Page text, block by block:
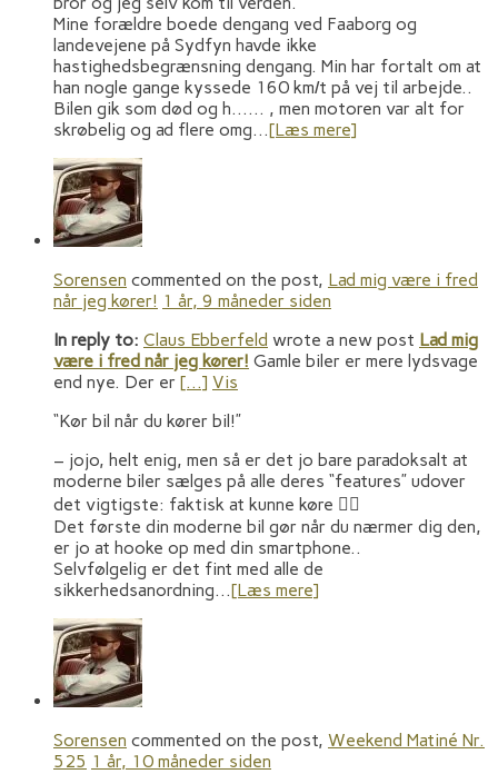
Mine forældre boede dengang ved Faaborg og
landevejene på Sydfyn havde ikke
hastighedsbegrænsning dengang. Min har fortalt om at
han nogle gange kyssede 160 km/t på vej til arbejde..
Bilen gik som død og h…… , men motoren var alt for
skrøbelig og ad flere omg…[Læs mere]
Sorensen commented on the post, Lad mig være i fred
når jeg kører! 1 år, 9 måneder siden
In reply to: Claus Ebberfeld wrote a new post Lad mig
være i fred når jeg kører! Gamle biler er mere lydsvage
end nye. Der er […] Vis
“Kør bil når du kører bil!”
– jojo, helt enig, men så er det jo bare paradoksalt at
moderne biler sælges på alle deres “features” udover
det vigtigste: faktisk at kunne køre 🤷‍♂️
Det første din moderne bil gør når du nærmer dig den,
er jo at hooke op med din smartphone..
Selvfølgelig er det fint med alle de
sikkerhedsanordning…[Læs mere]
Sorensen commented on the post, Weekend Matiné Nr.
525 1 år, 10 måneder siden